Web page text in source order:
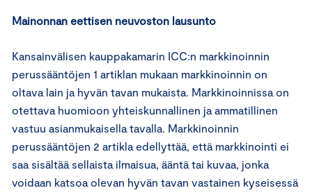
Mainonnan eettisen neuvoston lausunto
Kansainvälisen kauppakamarin ICC:n markkinoinnin
perussääntöjen 1 artiklan mukaan markkinoinnin on
oltava lain ja hyvän tavan mukaista. Markkinoinnissa on
otettava huomioon yhteiskunnallinen ja ammatillinen
vastuu asianmukaisella tavalla. Markkinoinnin
perussääntöjen 2 artikla edellyttää, että markkinointi ei
saa sisältää sellaista ilmaisua, ääntä tai kuvaa, jonka
voidaan katsoa olevan hyvän tavan vastainen kyseisessä